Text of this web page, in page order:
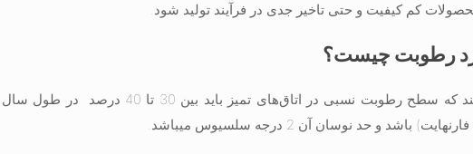
کم کیفیت و حتی تاخیر جدی در فرآیند تولید شود.
رطوبت چیست؟
دستورالعمل‌های معمول برای رطوبت اتاق تمیز بیان می‌کنند که سطح رطوبت نسبی در اتاق‌های تمیز باید بین